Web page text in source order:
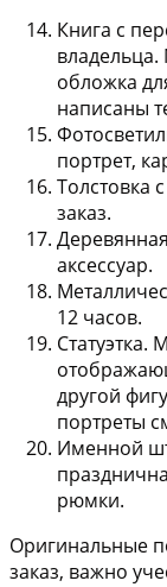
Книга с
владельца.
обложка
написаны
портрет,
Толстовка
заказ.
аксессуар.
12 часов.
Статуэтка.
другой
портреты
Именной
рюмки.
Оригинальные
заказ, важно